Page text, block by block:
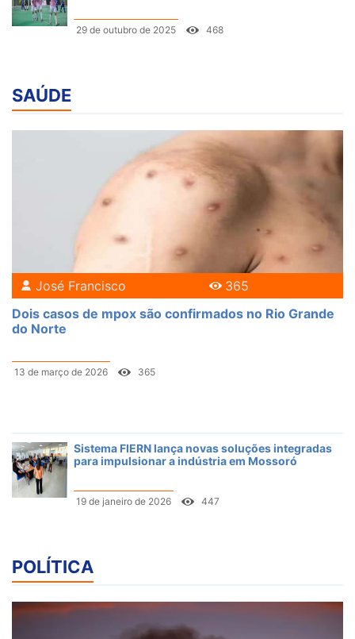
29 de outubro de 2025 468
SAÚDE
José Francisco
365
Dois casos de mpox são confirmados no Rio Grande
do Norte
13 de março de 2026 365
Sistema FIERN lança novas soluções integradas
para impulsionar a indústria em Mossoró
19 de janeiro de 2026 447
POLÍTICA